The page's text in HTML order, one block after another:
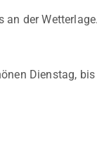
der
Dienstag,